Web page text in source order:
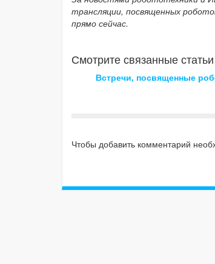
трансляции, посвященных
прямо сейчас.
Смотрите связанные
Встречи, посвященные
Чтобы добавить комментарий